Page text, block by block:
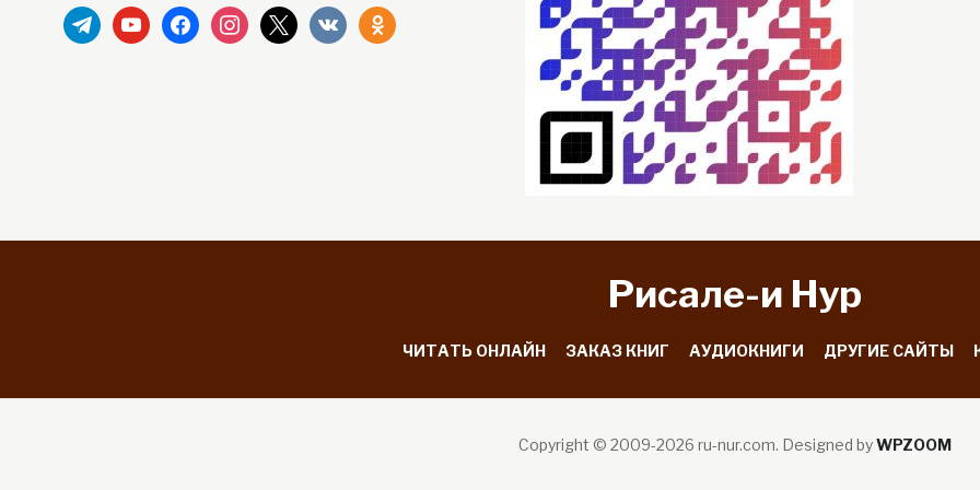
telegramyoutubefacebookinstagram
x vkontakteodnoklassniki
Рисале-и Hyp
ЧИТАТЬ ОНЛАЙН ЗАКАЗ КНИГ АУДИОКНИГИ ДРУГИЕ САЙТЫ
Copyright © 2009-2026 ru-nur.com. Designed byWPZOOM